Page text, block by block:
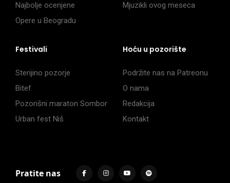
Najbolje ocenjene
Opere u Beogradu
Mjuzikli ovog meseca
Festivali
Sterijino pozorje
Bitef
Pozorišni maraton Sombor
Urban fest Niš
Hoću u pozorište
Podržite nas na Patreonu
O nama
Redakcija
Kontakt
Pratite nas